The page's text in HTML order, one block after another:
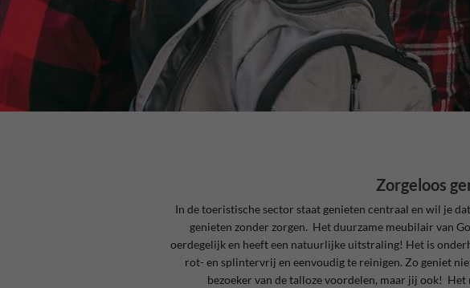
Zorgeloos
In de toeristische sector staat genieten centraal en wil je
genieten zonder zorgen. Het duurzame meubilair van
oerdegelijk en heeft een natuurlijke uitstraling! Het is
rot- en splintervrij en eenvoudig te reinigen. Zo geniet
bezoeker van de talloze voordelen, maar jij ook!